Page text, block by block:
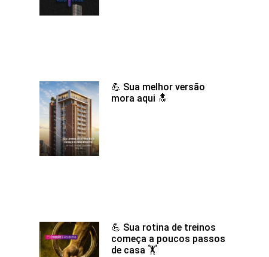
💪 Sua melhor versão
mora aqui 🔝
💪 Sua rotina de treinos
começa a poucos passos
de casa 🏋️